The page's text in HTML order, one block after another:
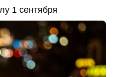
1 сентября